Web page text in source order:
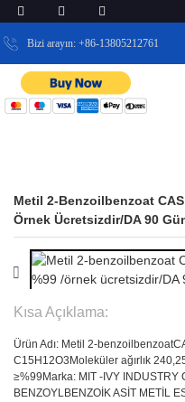
Bizi arayın: +86-13805212761
Metil 2-Benzoilbenzoat
Örnek Ücretsizdir/DA 90
Kısa Açıklama:
Ürün Adı: Metil 2-benzoilbenzoat
C15H12O3 Moleküler ağırlık
≥%99 Marka: MIT -IVY INDUSTRY
BENZOYLBENZOİK ASİT METİL